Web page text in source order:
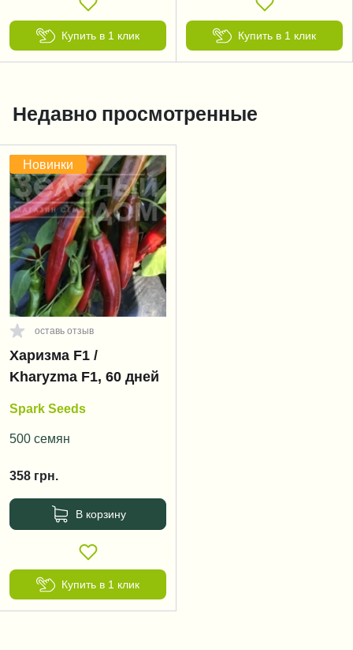
Купить в 1 клик Купить в 1 клик
Недавно просмотренные
Новинки
оставь отзыв
Харизма F1 /
Kharyzma F1, 60 дней
Spark Seeds
500 семян
358 грн.
В корзину
Купить в 1 клик